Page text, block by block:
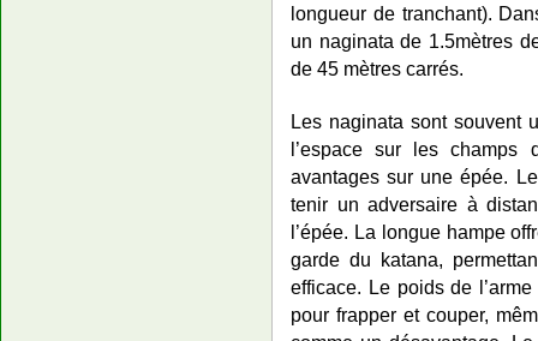
longueur de tranchant).
un naginata de 1.5mètres
de 45 mètres carrés.
Les naginata sont souvent
l’espace sur les champs
avantages sur une épée.
tenir un adversaire à
l’épée. La longue hampe
garde du katana,
efficace. Le poids de
pour frapper et couper,